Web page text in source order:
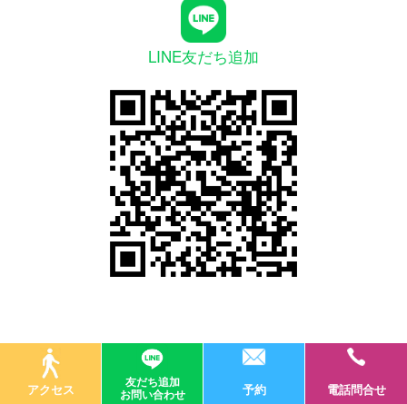
LINE友だち追加
© 医療法人社団オーラルデザイナー
アクセス 友だち追加
お問い合わせ 予約 電話問合せ